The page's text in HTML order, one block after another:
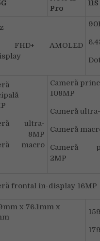
Pro
11S
FHD+ AMOLED
ultra-
8MP
macro
Cameră
108MP
Cameră
Cameră
Cameră
2MP
frontal in-display 16MP
x 76.1mm x